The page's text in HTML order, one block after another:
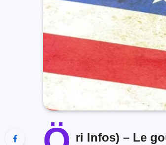
ri Infos) – Le